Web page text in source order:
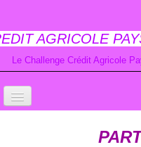
AGRICOLE
Le Challenge Crédit Agricole